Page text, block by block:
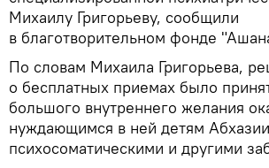
Михаилу Григорьеву, сообщили
в благотворительном фонде
По словам Михаила Григорьева,
о бесплатных приемах было
большого внутреннего желания
нуждающимся в ней детям
психосоматическими и другими